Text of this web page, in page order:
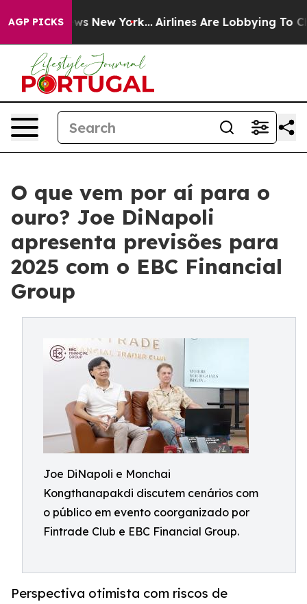
AGP PICKS
News New York... Airlines Are Lobbying To Change
O que vem por aí para o
ouro? Joe DiNapoli
apresenta previsões para
2025 com o EBC Financial
Group
Joe DiNapoli e Monchai
Kongthanapakdi discutem cenários com
o público em evento coorganizado por
Fintrade Club e EBC Financial Group.
Perspectiva otimista com riscos de